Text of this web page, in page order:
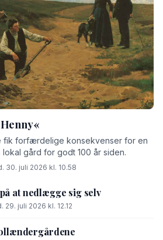
fik forfærdelige konsekvenser for en
gård for godt 100 år siden.
30. juli 2026 kl. 10.58
at nedlægge sig selv
29. juli 2026 kl. 12.12